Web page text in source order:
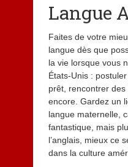
Langue
Faites de votre
langue dès que
la vie lorsque vous
États-Unis :
prêt, rencontrer
encore. Gardez un
langue maternelle,
fantastique, mais
l’anglais, mieux ce
dans la culture